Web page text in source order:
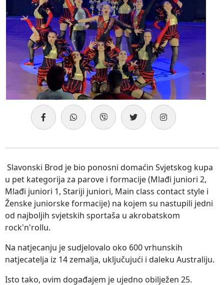
Slavonski Brod je bio ponosni domaćin Svjetskog kupa
u pet kategorija za parove i formacije (Mlađi juniori 2,
Mlađi juniori 1, Stariji juniori, Main class contact style i
Ženske juniorske formacije) na kojem su nastupili jedni
od najboljih svjetskih sportaša u akrobatskom
rock'n'rollu.
Na natjecanju je sudjelovalo oko 600 vrhunskih
natjecatelja iz 14 zemalja, uključujući i daleku Australiju.
Isto tako, ovim događajem je ujedno obilježen 25.